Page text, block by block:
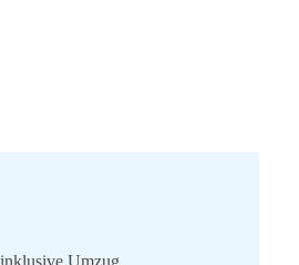
Umzug